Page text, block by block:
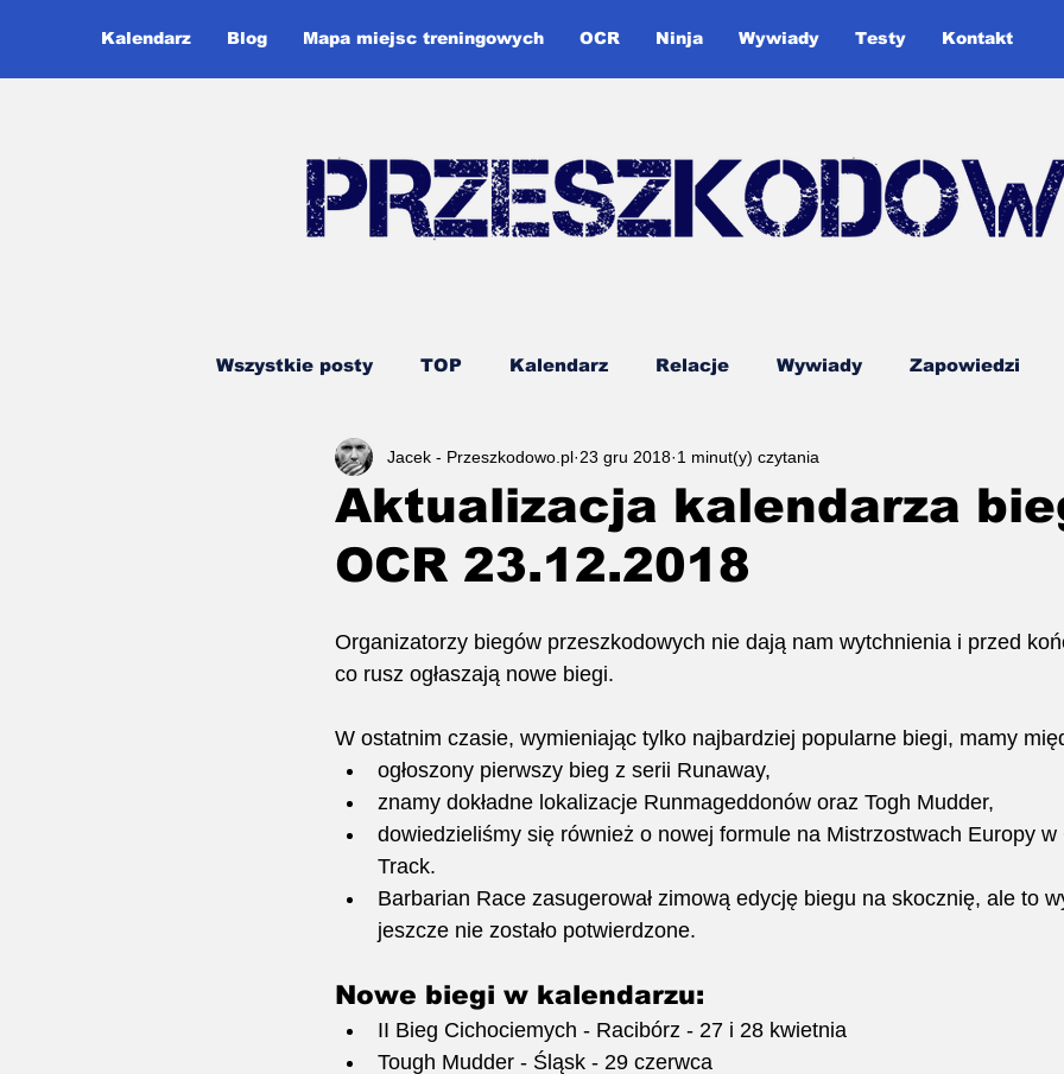
Kalendarz Blog Mapa miejsc treningowych OCR Ninja Wywiady Testy Kontakt
Wszystkie posty TOP Kalendarz Relacje Wywiady Zapowiedzi
Ninja Warrior Runmageddon Śląska Liga OCR
Gładko przez Przeszkody Kids OCR
Aktualizacja kalendarza
OCR 23.12.2018
Jacek - Przeszkodowo.pl 23 gru 2018 1 minut(y) czytania
Organizatorzy biegów przeszkodowych nie dają nam wytchnienia i przed
co rusz ogłaszają nowe biegi.
W ostatnim czasie, wymieniając tylko najbardziej popularne biegi, mamy
ogłoszony pierwszy bieg z serii Runaway,
znamy dokładne lokalizacje Runmageddonów oraz Togh Mudder,
dowiedzieliśmy się również o nowej formule na Mistrzostwach Europy
Track.
Barbarian Race zasugerował zimową edycję biegu na skocznię, ale to
jeszcze nie zostało potwierdzone.
Nowe biegi w kalendarzu:
II Bieg Cichociemych - Racibórz - 27 i 28 kwietnia
Tough Mudder - Śląsk - 29 czerwca